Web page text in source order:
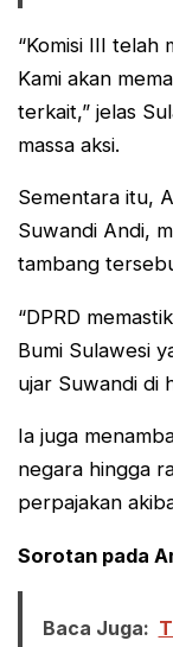
“Komisi III telah
Kami akan
terkait,” jelas
massa aksi.
Sementara itu,
Suwandi Andi,
tambang
“DPRD
Bumi Sulawesi
ujar Suwandi di
Ia juga
negara hingga
perpajakan
Sorotan pada
Baca Juga: